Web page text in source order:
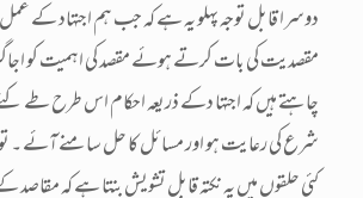
دوسرا قابل توجہ پہلو یہ ہے کہ جب ہم اجتہاد کے
مقصدیت کی بات کرتے ہوئے مقصد کی اہمیت کو اجاگر
چاہتے ہیں کہ اجتہا دکے ذریعہ احکام اس طرح طے
شرع کی رعایت ہو اور مسائل کا حل سامنے آئے ۔
کئی حلقوں میں یہ نکتہ قابل تشویش بنتا ہے کہ